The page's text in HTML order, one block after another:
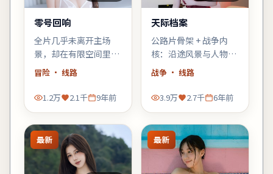
零号回响
全片几乎未离开主场
景，却在有限空间里堆
叠三代人的秘密——空
间即叙事，越往后越窒
息。
冒险· 线路
1.2万 2.1千 9年前
天际档案
公路片骨架 + 战争内
核：沿途风景与人物心
理互为镜像，适合喜欢
众。
战争 · 线路
3.9万 2.7千 6年前
最新 最新